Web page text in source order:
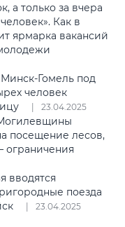
а только за вчера
Как в
ярмарка вакансий
Гомель под
человек
23.04.2025
посещение лесов,
ограничения
вводятся
поезда
23.04.2025